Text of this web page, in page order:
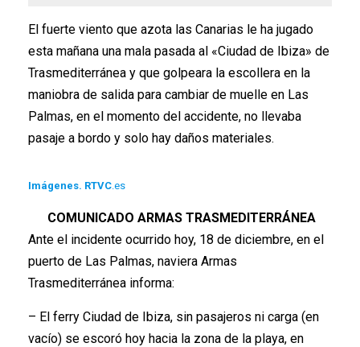
El fuerte viento que azota las Canarias le ha jugado
esta mañana una mala pasada al «Ciudad de Ibiza» de
Trasmediterránea y que golpeara la escollera en la
maniobra de salida para cambiar de muelle en Las
Palmas, en el momento del accidente, no llevaba
pasaje a bordo y solo hay daños materiales.
Imágenes. RTVC .es
COMUNICADO ARMAS TRASMEDITERRÁNEA
Ante el incidente ocurrido hoy, 18 de diciembre, en el
puerto de Las Palmas, naviera Armas
Trasmediterránea informa:
– El ferry Ciudad de Ibiza, sin pasajeros ni carga (en
vacío) se escoró hoy hacia la zona de la playa, en